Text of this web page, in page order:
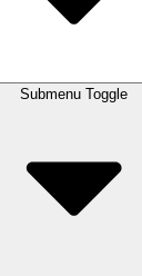
Submenu Toggle